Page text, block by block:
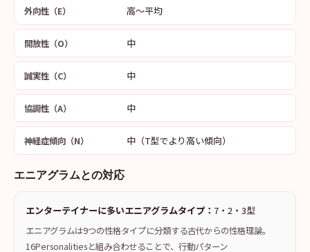
外向性（E） 高〜平均
開放性（O） 中
誠実性（C） 中
協調性（A） 中
神経症傾向（N） 中（T型でより高い傾向）
エニアグラムとの対応
エンターテイナーに多いエニアグラムタイプ： 7・2・3型
エニアグラムは9つの性格タイプに分類する古代からの性格理論。
16Personalitiesと組み合わせることで、行動パターン